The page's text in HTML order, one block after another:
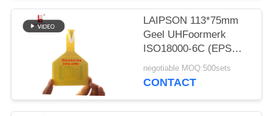
LAIPSON 113*75mm
Geel UHFoormerk
ISO18000-6C (EPS
GEN2)
negotiable MOQ:500sets
CONTACT